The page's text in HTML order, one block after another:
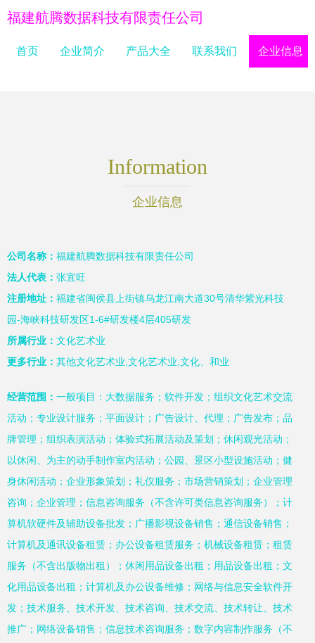
福建航腾数据科技有限责任公司
首页 企业简介 产品大全 联系我们 企业信息
Information
企业信息
公司名称： 福建航腾数据科技有限责任公司
法人代表： 张宜旺
注册地址： 福建省闽侯县上街镇乌龙江南大道30号清华紫光科技
园-海峡科技研发区1-6#研发楼4层405研发
所属行业： 文化艺术业
更多行业： 其他文化艺术业,文化艺术业,文化、和业
经营范围： 一般项目：大数据服务；软件开发；组织文化艺术交流
活动；专业设计服务；平面设计；广告设计、代理；广告发布；品
牌管理；组织表演活动；体验式拓展活动及策划；休闲观光活动；
以休闲、为主的动手制作室内活动；公园、景区小型设施活动；健
身休闲活动；企业形象策划；礼仪服务；市场营销策划；企业管理
咨询；企业管理；信息咨询服务（不含许可类信息咨询服务）；计
算机软硬件及辅助设备批发；广播影视设备销售；通信设备销售；
计算机及通讯设备租赁；办公设备租赁服务；机械设备租赁；租赁
服务（不含出版物出租）；休闲用品设备出租；用品设备出租；文
化用品设备出租；计算机及办公设备维修；网络与信息安全软件开
发；技术服务、技术开发、技术咨询、技术交流、技术转让、技术
推广；网络设备销售；信息技术咨询服务；数字内容制作服务（不